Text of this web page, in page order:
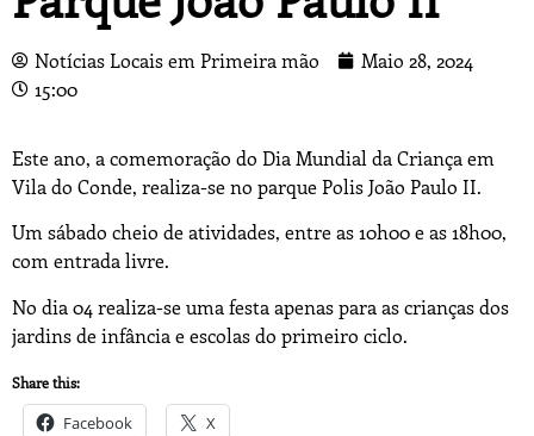
Notícias Locais em Primeira mão
Maio 28, 2024
15:00
Este ano, a comemoração do Dia Mundial da Criança em
Vila do Conde, realiza-se no parque Polis João Paulo II.
Um sábado cheio de atividades, entre as 10h00 e as 18h00,
com entrada livre.
No dia 04 realiza-se uma festa apenas para as crianças dos
jardins de infância e escolas do primeiro ciclo.
Share this:
Facebook X